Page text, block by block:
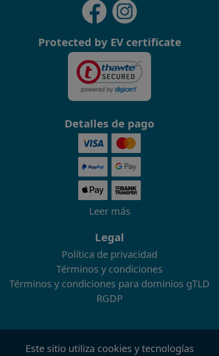
Protected by EV certificate
Detalles de pago
Leer más
Legal
Política de privacidad
Términos y condiciones
Términos y condiciones para dominios gTLD
RGDP
Este sitio utiliza cookies y tecnologías